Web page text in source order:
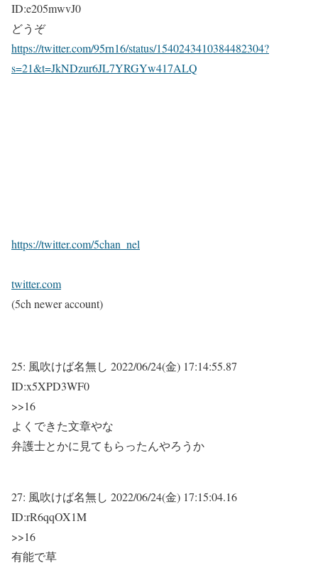
ID:e205mwvJ0
どうぞ
https://twitter.com/95rn16/status/1540243410384482304?
s=21&t=JkNDzur6JL7YRGYw417ALQ
https://twitter.com/5chan_nel
twitter.com
(5ch newer account)
25: 風吹けば名無し 2022/06/24(金) 17:14:55.87
ID:x5XPD3WF0
>>16
よくできた文章やな
弁護士とかに見てもらったんやろうか
27: 風吹けば名無し 2022/06/24(金) 17:15:04.16
ID:rR6qqOX1M
>>16
有能で草